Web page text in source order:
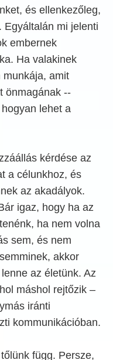
és ellenkezőleg,
Egyáltalán mi jelenti
embernek
Ha valakinek
munkája, amit
önmagának --
lehet a
kérdése az
a célunkhoz, és
az akadályok.
igaz, hogy ha az
ha nem volna
sem, és nem
akkor
az életünk. Az
máshol rejtőzik –
iránti
kommunikációban.
függ. Persze,